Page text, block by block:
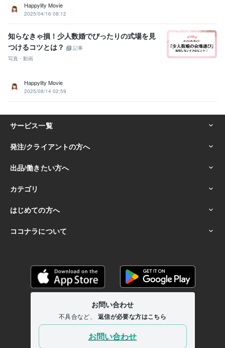
Happylity Movie
2025/04/16 08:12
知らなきゃ損！少人数婚でぴったりの式場を見
つけるコツとは？
記事
写真・動画
Happylity Movie
2025/08/14 02:59